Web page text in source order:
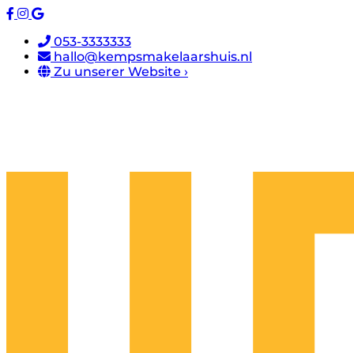
053-3333333
hallo@kempsmakelaarshuis.nl
Zu unserer Website ›